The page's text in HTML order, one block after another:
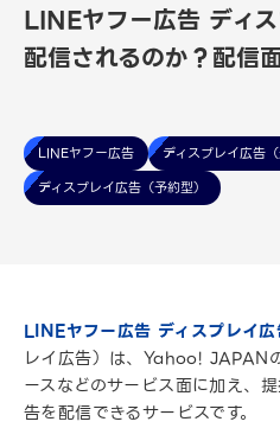
LINEヤフー広告 ディ
配信されるのか？配信
LINEヤフー広告
ディスプレイ広告（
ディスプレイ広告（予約型）
LINEヤフー広告 ディスプレイ
レイ広告）は、Yahoo! JAPAN
ースなどのサービス面に加え、
告を配信できるサービスです。